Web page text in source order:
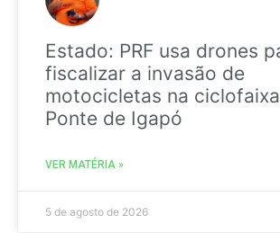
Estado: PRF usa drones
fiscalizar a invasão de
motocicletas na
Ponte de Igapó
VER MATÉRIA »
5 de agosto de 2026